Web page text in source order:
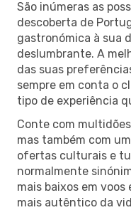
São inúmeras as
descoberta de
gastronómica à sua
deslumbrante. A
das suas
sempre em conta o
tipo de experiência
Conte com
mas também com
ofertas culturais e
normalmente
mais baixos em
mais autêntico da